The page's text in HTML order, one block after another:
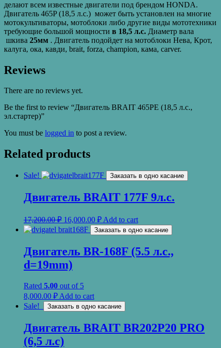
делают всем известные двигатели под брендом HONDA.
Двигатель 465P (18,5 л.с.) может быть установлен на многие
мотокультиваторы, мотоблоки либо другие виды мототехники
требующие большой мощности в 18,5 л.с. Диаметр вала
шкива 25мм . Двигатель подойдет на мотоблоки Нева, Крот,
калуга, ока, кавди, brait, forza, champion, кама, carver.
Reviews
There are no reviews yet.
Be the first to review “Двигатель BRAIT 465PЕ (18,5 л.с.,
эл.стартер)”
You must be logged in to post a review.
Related products
Sale! Заказать в одно касание
Двигатель BRAIT 177F 9л.с.
17,200.00₽ 16,000.00 ₽ Add to cart
Заказать в одно касание
Двигатель BR-168F (5.5 л.с.,
d=19mm)
Rated 5.00 out of 5
8,000.00 ₽ Add to cart
Sale!
Заказать в одно касание
Двигатель BRAIT BR202P20 PRO
(6,5 л.с)